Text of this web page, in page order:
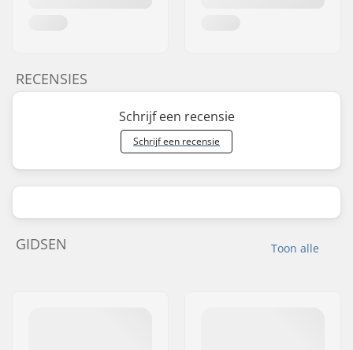
RECENSIES
Schrijf een recensie
Schrijf een recensie
Toon alle
GIDSEN